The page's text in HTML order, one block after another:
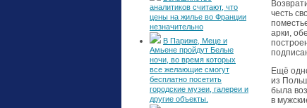
аналитиков считают, что
цены на жилье во Франции
незначительно
В Париже, Меце и
Амьене пройдут Белые
ночи, во время которых
все желающие смогут
бесплатно посетить
городские музеи, галереи и
другие объекты.
честь
арки,
Ещё
из
была
в